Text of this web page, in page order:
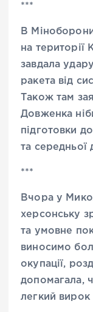
***
В
на території
завдала
ракета від
Також там
Довженка
підготовки
та середньої
***
Вчора у
херсонську
та умовне
виносимо
окупації,
допомагала,
легкий вирок